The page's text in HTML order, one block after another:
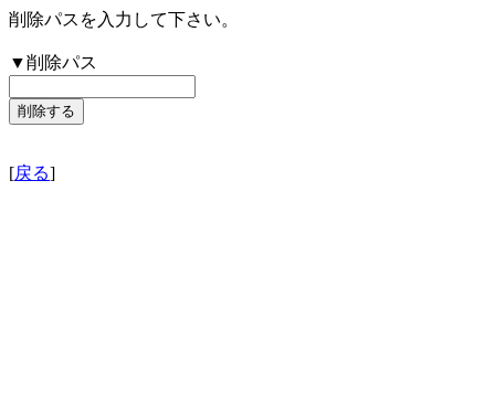
削除パスを入力して下さい。
▼削除パス
[戻る]